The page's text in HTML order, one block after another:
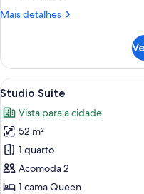
Mais detalhes
Mais
Bedroom
Deluxe
Carrega
todas
as
fotos
de
Studio
Suite
16
Studio Suite
Vista para a cidade
52 m²
1 quarto
Acomoda 2
1 cama Queen